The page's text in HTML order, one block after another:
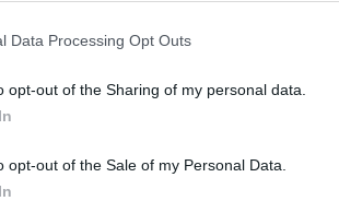
Data Processing Opt Outs
opt-out of the Sharing of my personal data.
opt-out of the Sale of my Personal Data.
kockázatot jelenthet, ha tudomásuk
és az X konzervatív
fellépését. A kérdés az, hogy
ezeket a visszaéléseket?